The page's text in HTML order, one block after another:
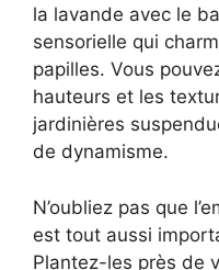
la lavande avec le
sensorielle qui
papilles. Vous
hauteurs et les
jardinières
de dynamisme.
N’oubliez pas que
est tout aussi
Plantez-les près de